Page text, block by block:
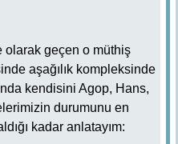
olarak geçen o müthiş
aşağılık kompleksinde
kendisini Agop, Hans,
durumunu en
kadar anlatayım: